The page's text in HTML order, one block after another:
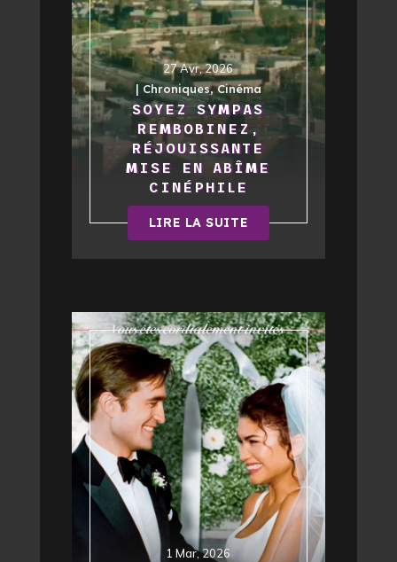
27 Avr, 2026
| Chroniques,Cinéma
SOYEZ SYMPAS
REMBOBINEZ,
RÉJOUISSANTE
MISE EN ABÎME
CINÉPHILE
LIRE LA SUITE
1 Mar, 2026